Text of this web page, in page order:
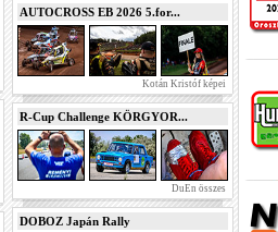
AUTOCROSS EB 2026 5.for...
Kotán Kristóf képei
R-Cup Challenge KÖRGYOR...
DuEn összes
DOBOZ Japán Rally